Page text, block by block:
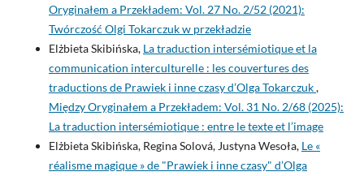
Oryginałem a Przekładem: Vol. 27 No. 2/52 (2021):
Twórczość Olgi Tokarczuk w przekładzie
Elżbieta Skibińska, La traduction intersémiotique et la
communication interculturelle : les couvertures des
traductions de Prawiek i inne czasy d’Olga Tokarczuk,
Między Oryginałem a Przekładem: Vol. 31 No. 2/68 (2025):
La traduction intersémiotique : entre le texte et l’image
Elżbieta Skibińska, Regina Solová, Justyna Wesoła, Le «
réalisme magique » de "Prawiek i inne czasy" d’Olga